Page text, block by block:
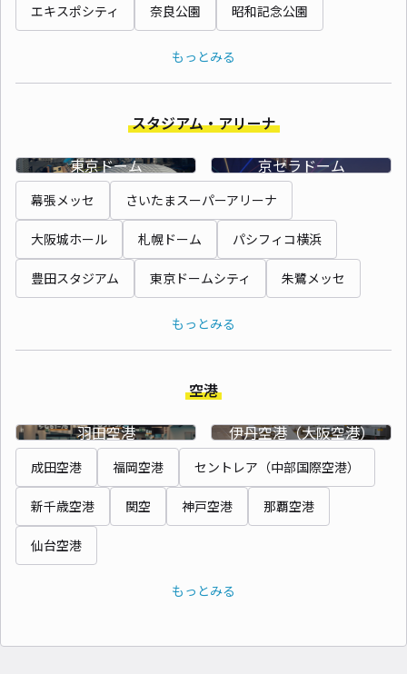
エキスポシティ 奈良公園 昭和記念公園
もっとみる
スタジアム・アリーナ
東京ドーム
京セラドーム
幕張メッセ さいたまスーパーアリーナ
大阪城ホール 札幌ドーム パシフィコ横浜
豊田スタジアム 東京ドームシティ 朱鷺メッセ
もっとみる
空港
羽田空港
伊丹空港（大阪空港）
成田空港 福岡空港 セントレア（中部国際空港）
新千歳空港 関空 神戸空港 那覇空港
仙台空港
もっとみる